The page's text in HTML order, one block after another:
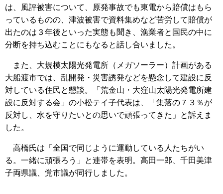
は、風評被害について、原発事故でも東電から賠償はもら
っているものの、津波被害で資料集めなど苦労して賠償が
出たのは３年後といった実態も聞き、漁業者と国民の中に
分断を持ち込むことにもなると話し合いました。
また、大規模太陽光発電所（メガソーラー）計画がある
大船渡市では、乱開発・災害誘発などを懸念して建設に反
対している住民と懇談。「荒金山・大窪山太陽光発電所建
設に反対する会」の小松テイ子代表は、「集落の７３％が
反対し、水を守りたいとの思いで頑張ってきた」と訴えま
した。
高橋氏は「全国で同じように運動している人たちがい
る。一緒に頑張ろう」と連帯を表明。高田一郎、千田美津
子両県議、党市議が同行しました。